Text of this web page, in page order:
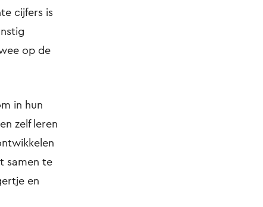
cijfers is
op de
in hun
zelf leren
samen te
en